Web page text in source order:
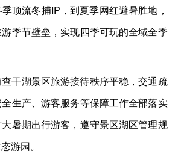
顶流冬捕IP，到夏季网红避暑胜地，
季节壁垒，实现四季可玩的全域全季
干湖景区旅游接待秩序平稳，交通疏
生产、游客服务等保障工作全部落实
暑期出行游客，遵守景区湖区管理规
游园。